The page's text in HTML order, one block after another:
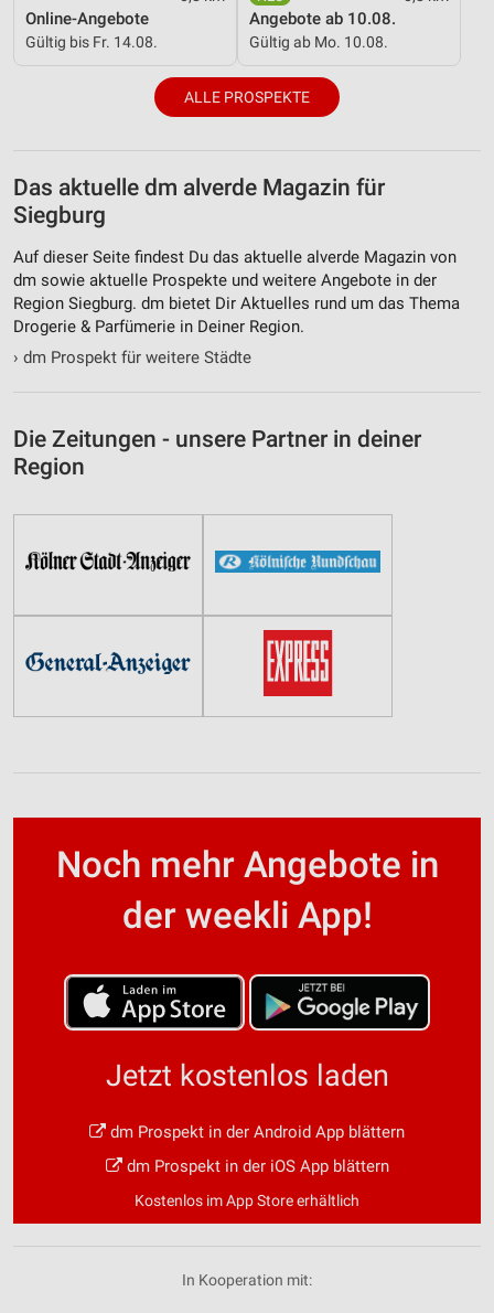
Online-Angebote
Gültig bis Fr. 14.08.
Angebote ab 10.08.
Gültig ab Mo. 10.08.
ALLE PROSPEKTE
Das aktuelle dm alverde Magazin für
Siegburg
Auf dieser Seite findest Du das aktuelle alverde Magazin von
dm sowie aktuelle Prospekte und weitere Angebote in der
Region Siegburg. dm bietet Dir Aktuelles rund um das Thema
Drogerie & Parfümerie in Deiner Region.
› dm Prospekt für weitere Städte
Die Zeitungen - unsere Partner in deiner
Region
Noch mehr Angebote in
der weekli App!
Jetzt kostenlos laden
dm Prospekt in der Android App blättern
dm Prospekt in der iOS App blättern
Kostenlos im App Store erhältlich
In Kooperation mit:
Informationen identifizieren
Nicht-IAB-Verarbeitungszwecke:
Funktional
Werbung